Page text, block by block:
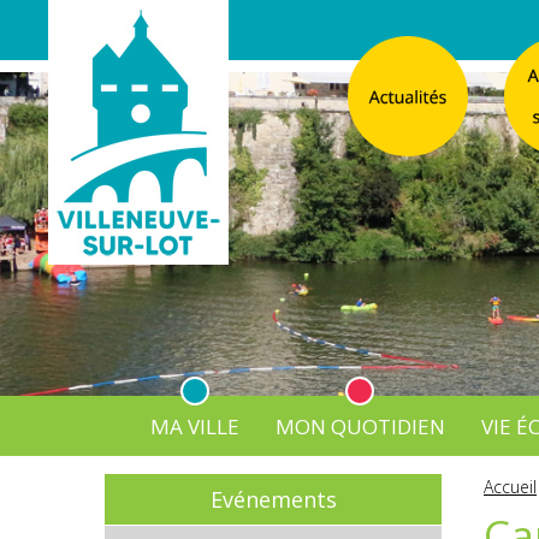
MA VILLE
L'Atelier
Affichage légal numérique
MON QUOTIDIEN VIE
Evénements Accueil